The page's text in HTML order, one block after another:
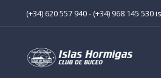
(+34) 620 557 940 - (+34) 968 145